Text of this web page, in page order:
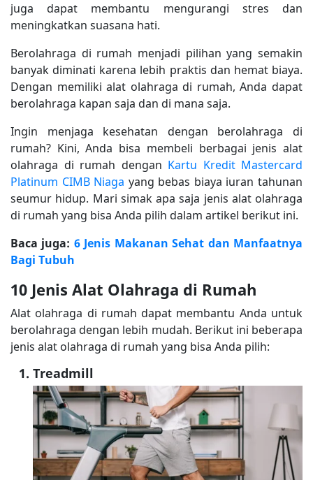
juga dapat membantu mengurangi stres dan
meningkatkan suasana hati.
Berolahraga di rumah menjadi pilihan yang semakin
banyak diminati karena lebih praktis dan hemat biaya.
Dengan memiliki alat olahraga di rumah, Anda dapat
berolahraga kapan saja dan di mana saja.
Ingin menjaga kesehatan dengan berolahraga di
rumah? Kini, Anda bisa membeli berbagai jenis alat
olahraga di rumah dengan Kartu Kredit Mastercard
Platinum CIMB Niaga yang bebas biaya iuran tahunan
seumur hidup. Mari simak apa saja jenis alat olahraga
di rumah yang bisa Anda pilih dalam artikel berikut ini.
Baca juga: 6 Jenis Makanan Sehat dan Manfaatnya
Bagi Tubuh
10 Jenis Alat Olahraga di Rumah
Alat olahraga di rumah dapat membantu Anda untuk
berolahraga dengan lebih mudah. Berikut ini beberapa
jenis alat olahraga di rumah yang bisa Anda pilih:
Treadmill